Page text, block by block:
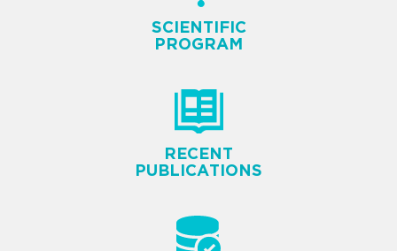
SCIENTIFIC
PROGRAM
RECENT
PUBLICATIONS